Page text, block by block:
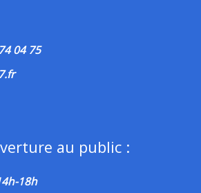
04 75
au public :
18h